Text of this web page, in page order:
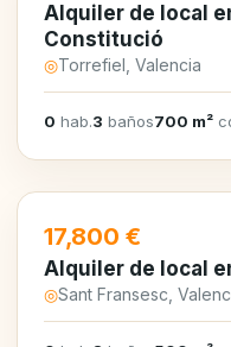
Alquiler de local
Constitució
◎Torrefiel, Valencia
0 hab.3 baños700 m²
EN ALQUILER
17,800 €
Alquiler de local
◎Sant Fransesc,